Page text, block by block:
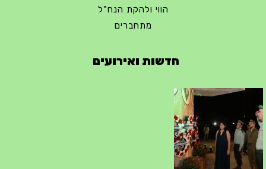
הווי ולהקת הנח"ל
מתחברים
חדשות ואירועים